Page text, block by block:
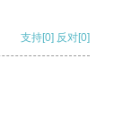
支持[0] 反对[0]